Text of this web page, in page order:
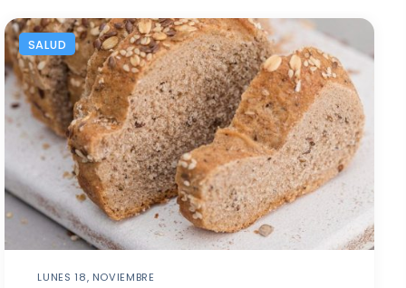
SALUD
LUNES 18, NOVIEMBRE